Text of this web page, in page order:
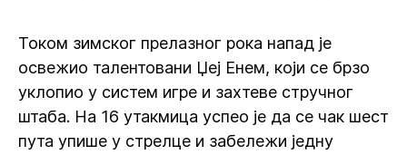
Током зимског прелазног рока напад је
освежио талентовани Џеј Енем, који се брзо
уклопио у систем игре и захтеве стручног
штаба. На 16 утакмица успео је да се чак шест
пута упише у стрелце и забележи једну